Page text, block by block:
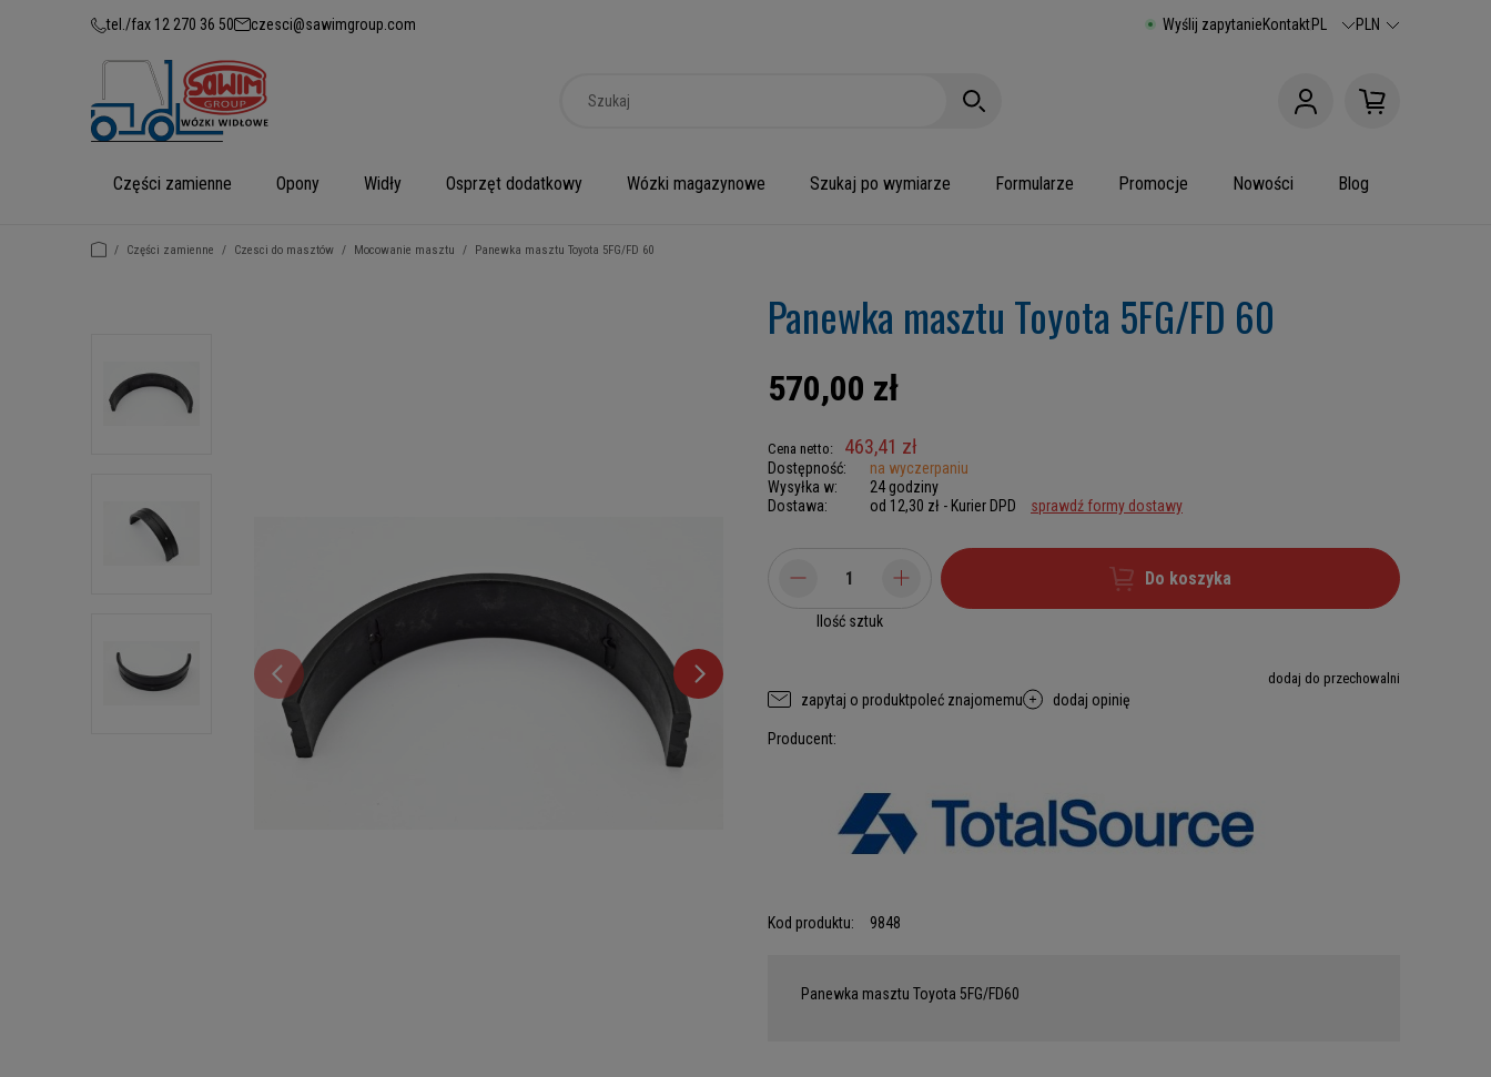
tel./fax 12 270 36 50 czesci@sawimgroup.com Wyślij zapytanieKontaktPL PLN
Części zamienne Opony Widły Osprzęt dodatkowy Wózki magazynowe Szukaj po wymiarze Formularze Promocje Nowości Blog
/ Części zamienne / Czesci do masztów / Mocowanie masztu / Panewka masztu Toyota 5FG/FD 60
Panewka masztu Toyota 5FG/FD 60
570,00 zł
Cena netto: 463,41 zł
Dostępność:
na wyczerpaniu
Wysyłka w:
24 godziny
Dostawa:
od 12,30 zł - Kurier DPD sprawdź formy dostawy
Ilość sztuk
Do koszyka
dodaj do przechowalni
zapytaj o produktpoleć znajomemu dodaj opinię
Producent:
Kod produktu: 9848
Panewka masztu Toyota 5FG/FD60